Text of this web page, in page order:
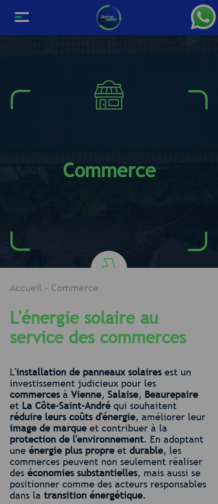
Commerce
Accueil - Commerce
L'énergie solaire au
service des commerces
L'installation de panneaux solairesest un
investissement judicieux pour les
commercesà Vienne, Salaise, Beaurepaire
et La Côte-Saint-André qui souhaitent
réduire leurs coûts d'énergie, améliorer leur
image de marque et contribuer à la
protection de l'environnement. En adoptant
une énergie plus propre et durable, les
commerces peuvent non seulement réaliser
des économies substantielles, mais aussi se
positionner comme des acteurs responsables
dans la transition énergétique.